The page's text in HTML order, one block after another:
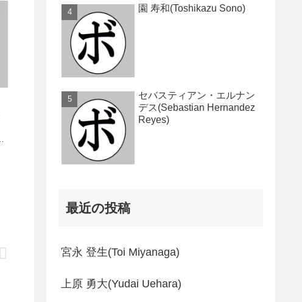
園 寿和(Toshikazu Sono)
セバスティアン・エルナン
デス(Sebastian Hernandez
Reyes)
最近の投稿
宮永 登生(Toi Miyanaga)
上原 勇大(Yudai Uehara)